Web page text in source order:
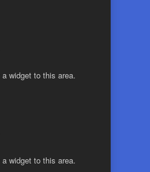
widget to this area.
widget to this area.